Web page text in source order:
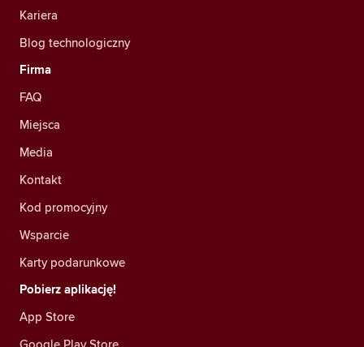
Kariera
Blog technologiczny
Firma
FAQ
Miejsca
Media
Kontakt
Kod promocyjny
Wsparcie
Karty podarunkowe
Pobierz aplikację!
App Store